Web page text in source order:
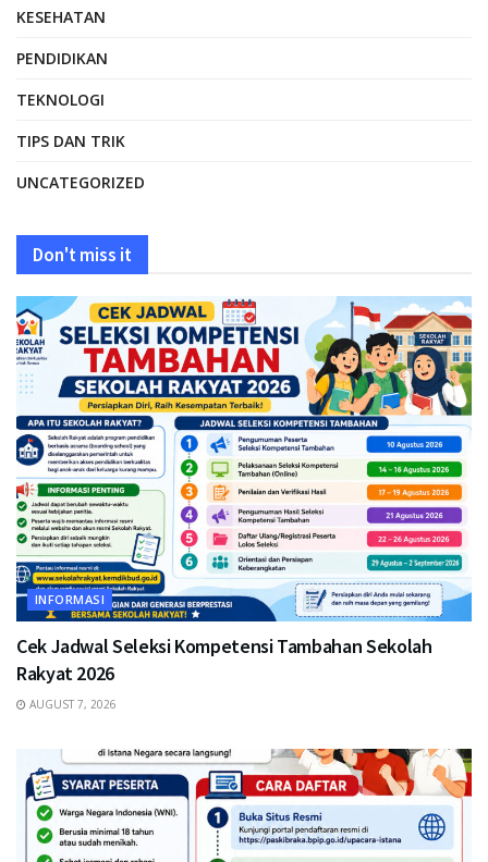
KESEHATAN
PENDIDIKAN
TEKNOLOGI
TIPS DAN TRIK
UNCATEGORIZED
Don't miss it
INFORMASI
Cek Jadwal Seleksi Kompetensi Tambahan Sekolah
Rakyat 2026
AUGUST 7, 2026